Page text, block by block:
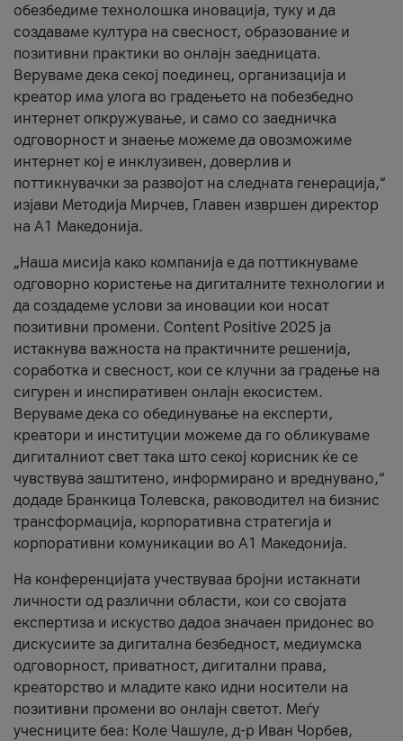
обезбедиме технолошка иновација, туку и да
создаваме култура на свесност, образование и
позитивни практики во онлајн заедницата.
Веруваме дека секој поединец, организација и
креатор има улога во градењето на побезбедно
интернет опкружување, и само со заедничка
одговорност и знаење можеме да овозможиме
интернет кој е инклузивен, доверлив и
поттикнувачки за развојот на следната генерација,“
изјави Методија Мирчев, Главен извршен директор
на А1 Македонија.
„Наша мисија како компанија е да поттикнуваме
одговорно користење на дигиталните технологии и
да создадеме услови за иновации кои носат
позитивни промени. Content Positive 2025 ја
истакнува важноста на практичните решенија,
соработка и свесност, кои се клучни за градење на
сигурен и инспиративен онлајн екосистем.
Веруваме дека со обединување на експерти,
креатори и институции можеме да го обликуваме
дигиталниот свет така што секој корисник ќе се
чувствува заштитено, информирано и вреднувано,“
додаде Бранкица Толевска, раководител на бизнис
трансформација, корпоративна стратегија и
корпоративни комуникации во А1 Македонија.
На конференцијата учествуваа бројни истакнати
личности од различни области, кои со својата
експертиза и искуство дадоа значаен придонес во
дискусиите за дигитална безбедност, медиумска
одговорност, приватност, дигитални права,
креаторство и младите како идни носители на
позитивни промени во онлајн светот. Меѓу
учесниците беа: Коле Чашуле, д-р Иван Чорбев,